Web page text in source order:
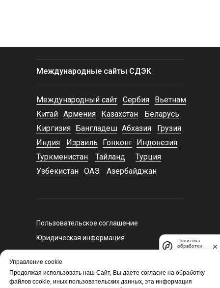
Международные сайты СДЭК
Сербия
Вьетнам
Китай Армения Казахстан
Беларусь
Киргизия Бангладеш Абхазия Грузия
Международный сайт
Индия Израиль Гонконг Индонезия
Туркменистан
Турция
Узбекистан ОАЭ Азербайджан
Тайланд
Пользовательское соглашение
Юридическая информация
Политика экспертного и санкционного
Управление cookie
Продолжая использовать наш Сайт, Вы даете согласие на обработку
файлов cookie, иных пользовательских данных, эта информация
Политика
обработки